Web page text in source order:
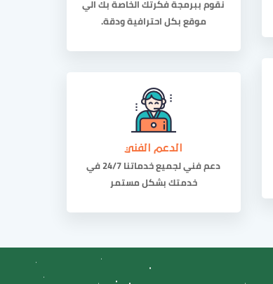
نقوم ببرمجة فكرتك الخاصة بك الي
موقع بكل احترافية ودقة.
الدعم الفني
دعم فني لجميع خدماتنا 24/7 في
خدمتك بشكل مستمر